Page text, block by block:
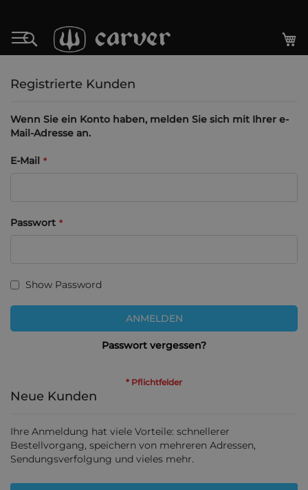
Inhalt
springen
Search
Registrierte Kunden
Wenn Sie ein Konto haben, melden Sie sich mit Ihrer e-
Mail-Adresse an.
E-Mail
Passwort
Show Password
ANMELDEN
Passwort vergessen?
Neue Kunden
Ihre Anmeldung hat viele Vorteile: schnellerer
Bestellvorgang, speichern von mehreren Adressen,
Sendungsverfolgung und vieles mehr.